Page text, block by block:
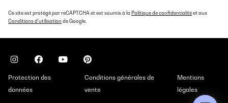
Ce site est protégé par reCAPTCHA et est soumis à la Politique de confidentialitéet aux
Conditions d'utilisation de Google.
Protection des
données
Conditions générales de
vente
Mentions
légales